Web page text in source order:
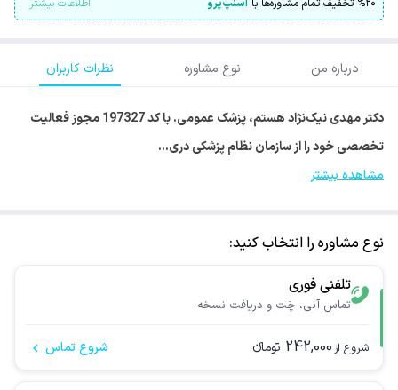
%۲۰ تخفیف تمام مشاوره‌ها با اسنپ‌پرو اطلاعات بیشتر
درباره من نوع مشاوره نظرات کاربران
دکتر مهدی نیک‌نژاد هستم، پزشک عمومی. با کد 197327 مجوز فعالیت
تخصصی خود را از سازمان نظام پزشکی دری…
مشاهده بیشتر
نوع مشاوره را انتخاب کنید:
تلفنی فوری
تماس آنی، چَت و دریافت نسخه
شروع از 242,000 تومانء شروع تماس